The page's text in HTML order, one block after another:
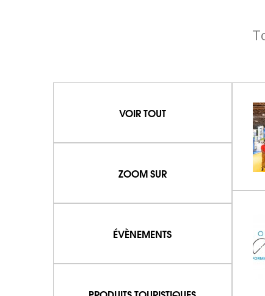
VOIR TOUT
ZOOM SUR
ÉVÈNEMENTS